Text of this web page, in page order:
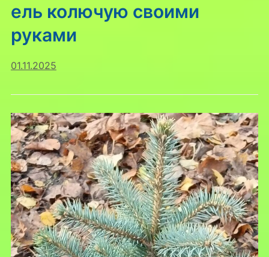
ель колючую своими
руками
01.11.2025